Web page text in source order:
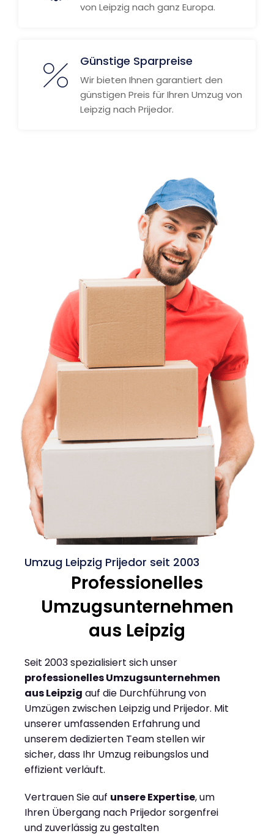
von Leipzig nach ganz Europa.
Günstige Sparpreise
Wir bieten Ihnen garantiert den
günstigen Preis für Ihren Umzug von
Leipzig nach Prijedor.
Umzug Leipzig Prijedor seit 2003
Professionelles
Umzugsunternehmen
aus Leipzig
Seit 2003 spezialisiert sich unser
professionelles Umzugsunternehmen
aus Leipzig auf die Durchführung von
Umzügen zwischen Leipzig und Prijedor. Mit
unserer umfassenden Erfahrung und
unserem dedizierten Team stellen wir
sicher, dass Ihr Umzug reibungslos und
effizient verläuft.
Vertrauen Sie auf unsere Expertise, um
Ihren Übergang nach Prijedor sorgenfrei
und zuverlässig zu gestalten